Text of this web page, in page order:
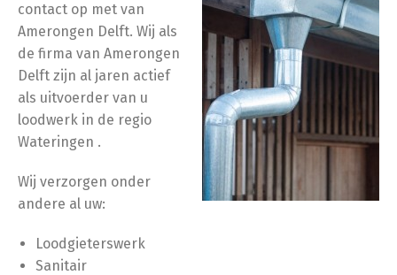
contact op met van
Amerongen Delft. Wij als
de firma van Amerongen
Delft zijn al jaren actief
als uitvoerder van u
loodwerk in de regio
Wateringen .
Wij verzorgen onder
andere al uw:
Loodgieterswerk
Sanitair